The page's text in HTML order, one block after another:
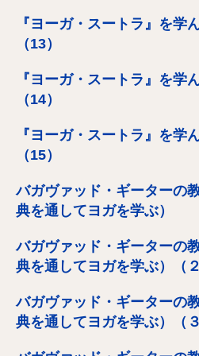
『ヨーガ・スートラ』を学
（13）
『ヨーガ・スートラ』を学
（14）
『ヨーガ・スートラ』を学
（15）
バガヴァッド・ギーターの
典を通してヨガを学ぶ）
バガヴァッド・ギーターの
典を通してヨガを学ぶ）（２
バガヴァッド・ギーターの
典を通してヨガを学ぶ）（３